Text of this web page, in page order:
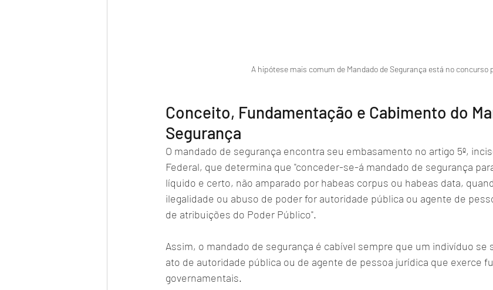
A hipótese mais comum de Mandado de Segurança está no concurso
Conceito, Fundamentação e Cabimento do
Segurança
O mandado de segurança encontra seu embasamento no artigo 5º,
Federal, que determina que "conceder-se-á mandado de segurança
líquido e certo, não amparado por habeas corpus ou habeas data,
ilegalidade ou abuso de poder for autoridade pública ou agente de
de atribuições do Poder Público".
Assim, o mandado de segurança é cabível sempre que um indivíduo
ato de autoridade pública ou de agente de pessoa jurídica que exerce
governamentais.